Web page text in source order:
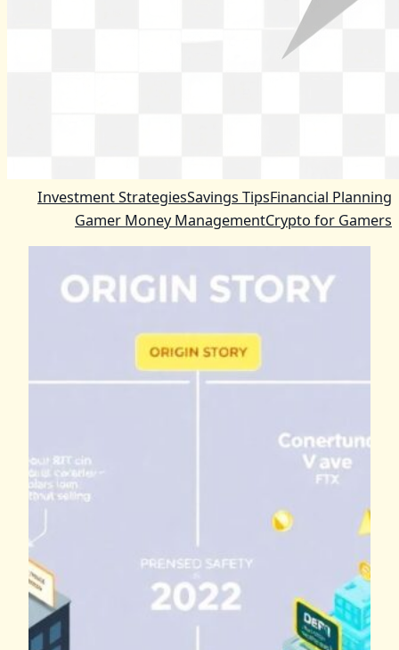
Investment StrategiesSavings TipsFinancial Planning
Gamer Money ManagementCrypto for Gamers